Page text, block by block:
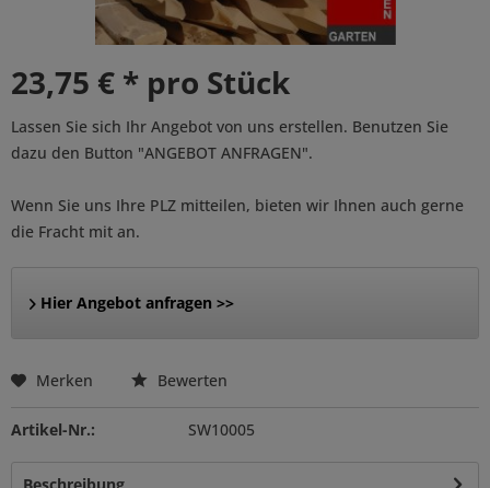
23,75 € * pro Stück
Lassen Sie sich Ihr Angebot von uns erstellen. Benutzen Sie
dazu den Button "ANGEBOT ANFRAGEN".
Wenn Sie uns Ihre PLZ mitteilen, bieten wir Ihnen auch gerne
die Fracht mit an.
Hier Angebot anfragen >>
Merken Bewerten
Artikel-Nr.: SW10005